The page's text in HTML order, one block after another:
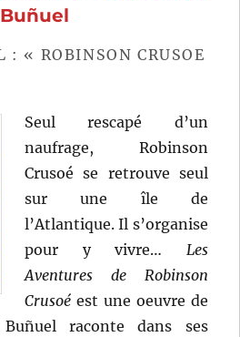
: « ROBINSON CRUSOE
Seul rescapé d’un
naufrage, Robinson
Crusoé se retrouve seul
sur une île de
l’Atlantique. Il s’organise
pour y vivre… Les
Aventures de Robinson
Crusoé est une oeuvre de
raconte dans ses